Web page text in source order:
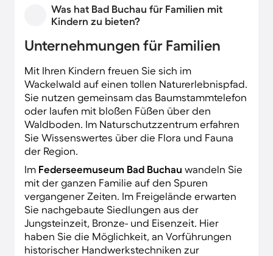
Was hat Bad Buchau für Familien mit
Kindern zu bieten?
Unternehmungen für Familien
Mit Ihren Kindern freuen Sie sich im
Wackelwald auf einen tollen Naturerlebnispfad.
Sie nutzen gemeinsam das Baumstammtelefon
oder laufen mit bloßen Füßen über den
Waldboden. Im Naturschutzzentrum erfahren
Sie Wissenswertes über die Flora und Fauna
der Region.
Im Federseemuseum Bad Buchau wandeln Sie
mit der ganzen Familie auf den Spuren
vergangener Zeiten. Im Freigelände erwarten
Sie nachgebaute Siedlungen aus der
Jungsteinzeit, Bronze- und Eisenzeit. Hier
haben Sie die Möglichkeit, an Vorführungen
historischer Handwerkstechniken zur